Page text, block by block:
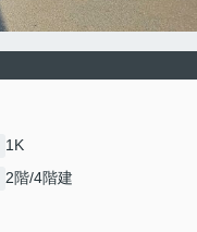
1K
2階/4階建